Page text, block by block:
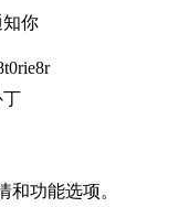
你
丁
和功能选项。